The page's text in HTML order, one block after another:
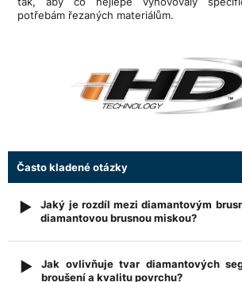
potřebám řezaných materiálům.
Často kladené otázky
▶
Jaký je rozdíl mezi diamantovým
diamantovou brusnou miskou?
Diamantové brusné misky jsou určeny
broušení vodorovných i svislých povrchů,
železobetonu, cihel nebo přírodního
▶
Jak ovlivňuje tvar diamantových
broušení a kvalitu povrchu?